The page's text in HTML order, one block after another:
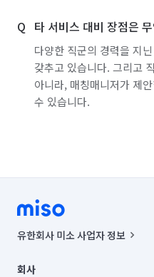
타 서비스 대비 장점은
다양한 직군의 경력을 지
갖추고 있습니다. 그리고
아니라, 매칭매니저가 제
수 있습니다.
유한회사 미소 사업자 정보
00019 |
회사